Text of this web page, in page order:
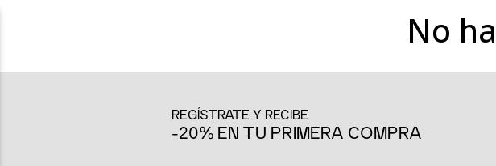
No
En la categoría de vestidos para mujer de SEVEN SEVEN encontrarás una amplia
cada día de la semana con nuestra propuesta 7 días 7 looks!
Diseños que transforman tu día
REGÍSTRATE Y RECIBE
-20% EN TU PRIMERA COMPRA